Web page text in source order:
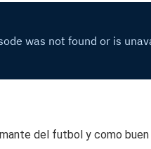
del futbol y como